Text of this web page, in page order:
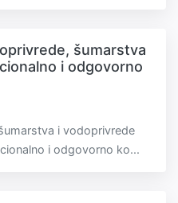
šumarstva
i odgovorno
i vodoprivrede
i odgovorno ko...